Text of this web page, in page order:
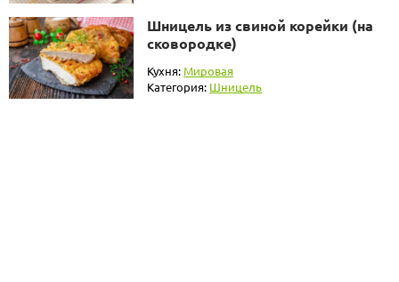
Шницель из свиной корейки (на
сковородке)
Кухня: Мировая
Категория: Шницель